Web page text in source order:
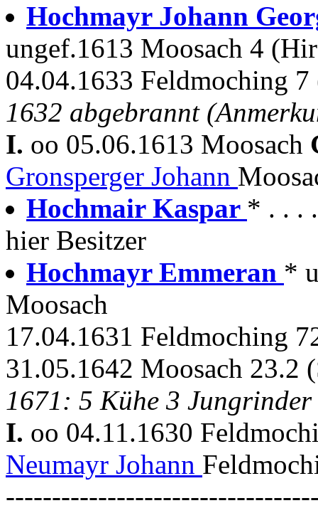
Hochmayr Johann
ungef.1613 Moosach 4
04.04.1633 Feldmoching
1632 abgebrannt
I. oo 05.06.1613 Moosach
Gronsperger Johann
Hochmair Kaspar * . . .
hier Besitzer
Hochmayr Emmeran *
Moosach
17.04.1631 Feldmoching
31.05.1642 Moosach 23.2
1671: 5 Kühe 3
I. oo 04.11.1630
Neumayr Johann